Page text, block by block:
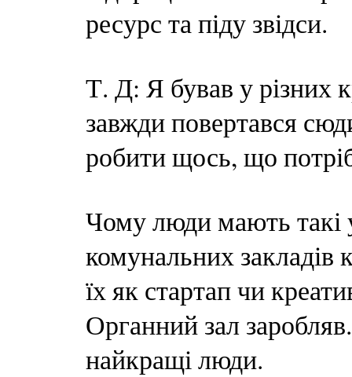
ресурс та піду звідси.
Т. Д: Я бував у різних
завжди повертався
робити щось, що
Чому люди мають такі
комунальних
їх як стартап чи
Органний зал
найкращі люди.